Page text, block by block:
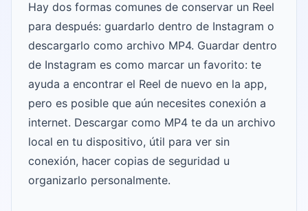
Hay dos formas comunes de conservar un Reel
para después: guardarlo dentro de Instagram o
descargarlo como archivo MP4. Guardar dentro
de Instagram es como marcar un favorito: te
ayuda a encontrar el Reel de nuevo en la app,
pero es posible que aún necesites conexión a
internet. Descargar como MP4 te da un archivo
local en tu dispositivo, útil para ver sin
conexión, hacer copias de seguridad u
organizarlo personalmente.